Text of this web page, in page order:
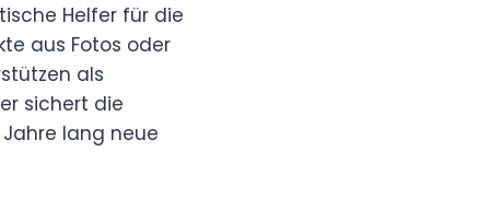
Helfer für die
aus Fotos oder
als
sichert die
lang neue